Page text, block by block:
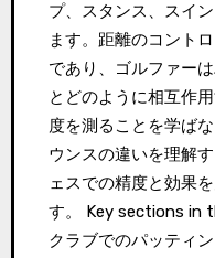
プ、スタンス、スイ
ます。距離のコント
であり、ゴルファー
とどのように相互作
度を測ることを学ば
ウンスの違いを理解
ェスでの精度と効果
す。 Key sections in
クラブでのパッティ